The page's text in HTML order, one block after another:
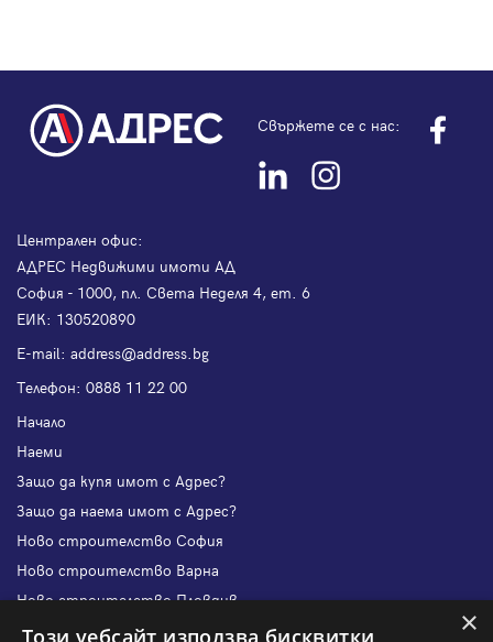
Свържете се с нас:
Централен офис:
АДРЕС Недвижими имоти АД
София - 1000, пл. Света Неделя 4, ет. 6
ЕИК: 130520890
Е-mail: address@address.bg
Телефон: 0888 11 22 00
Начало
Наеми
Защо да купя имот с Адрес?
Защо да наема имот с Адрес?
Ново строителство София
Ново строителство Варна
Ново строителство Пловдив
Ново строителство Бургас
×
Този уебсайт използва бисквитки